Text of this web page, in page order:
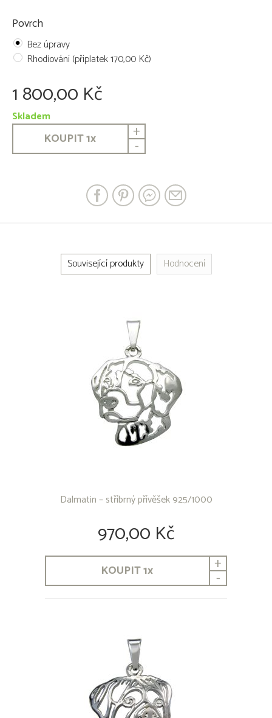
Povrch
Bez úpravy
Rhodiování (příplatek 170,00 Kč)
1 800,00 Kč
Skladem
KOUPIT1x +
-
Související produkty Hodnocení
Dalmatin – stříbrný přívěšek 925/1000
970,00 Kč
KOUPIT1x +
-